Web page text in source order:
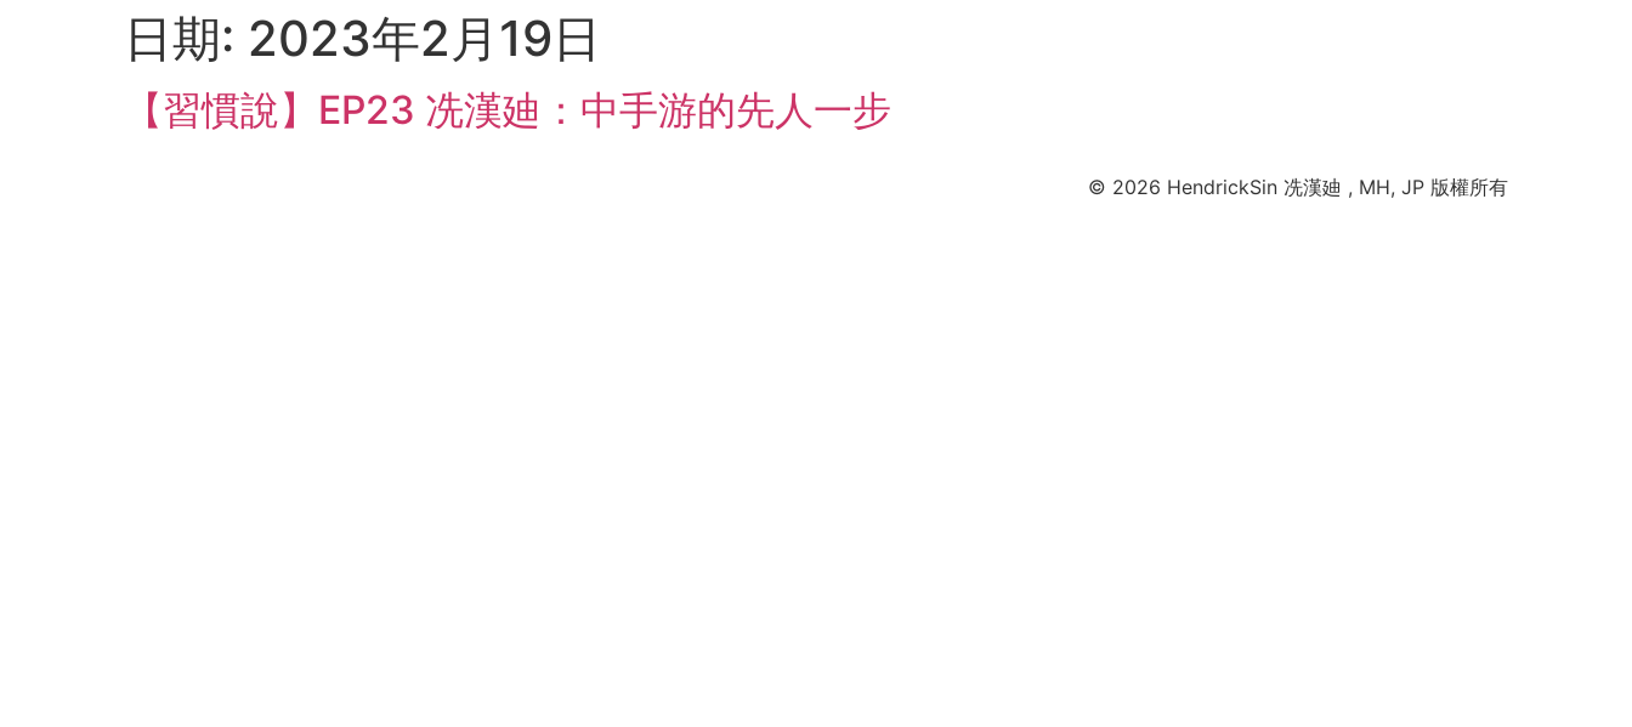
日期: 2023年2月19日
【習慣說】EP23 冼漢廸：中手游的先人一步
© 2026 HendrickSin 冼漢廸 , MH, JP 版權所有